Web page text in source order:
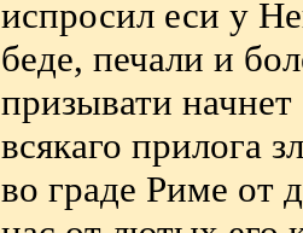
испросил еси у
беде, печали и
призывати начнет
всякаго прилога
во граде Риме от